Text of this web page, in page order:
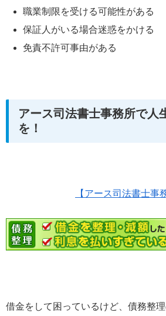
職業制限を受ける可能性がある
保証人がいる場合迷惑をかける
免責不許可事由がある
アース司法書士事務所で人
を！
【アース司法書士事
借金をして困っているけど、債務整